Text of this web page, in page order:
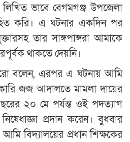
ভাবে বেগমগঞ্জ উপজেলা
করি। এ ঘটনার একদিন পর
তার সাঙ্গপাঙ্গরা আমাকে
থাকতে দেয়নি।
বলেন, এরপর এ ঘটনায় আমি
জজ আদালতে মামলা দায়ের
২০ মে পর্যন্ত ওই পদত্যাগ
প্রদান করেন। বুধবার
বিদ্যালয়ের প্রধান শিক্ষকের